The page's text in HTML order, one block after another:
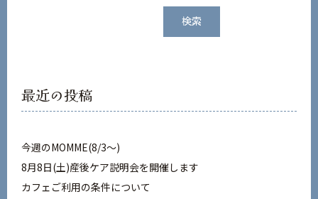
検索
最近の投稿
今週のMOMME(8/3〜)
8月8日(土)産後ケア説明会を開催します
カフェご利用の条件について